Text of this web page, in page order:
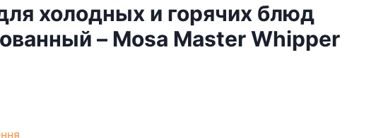
холодных и горячих блюд
– Mosa Master Whipper